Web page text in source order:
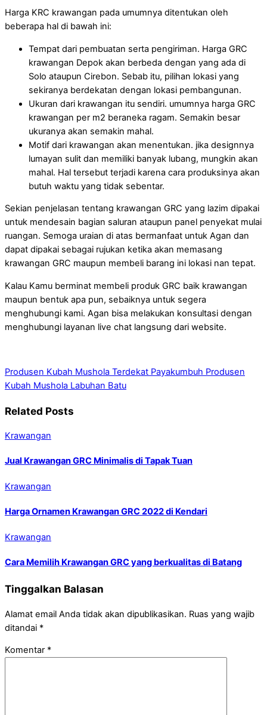
Harga KRC krawangan pada umumnya ditentukan oleh
beberapa hal di bawah ini:
Tempat dari pembuatan serta pengiriman. Harga GRC
krawangan Depok akan berbeda dengan yang ada di
Solo ataupun Cirebon. Sebab itu, pilihan lokasi yang
sekiranya berdekatan dengan lokasi pembangunan.
Ukuran dari krawangan itu sendiri. umumnya harga GRC
krawangan per m2 beraneka ragam. Semakin besar
ukuranya akan semakin mahal.
Motif dari krawangan akan menentukan. jika designnya
lumayan sulit dan memiliki banyak lubang, mungkin akan
mahal. Hal tersebut terjadi karena cara produksinya akan
butuh waktu yang tidak sebentar.
Sekian penjelasan tentang krawangan GRC yang lazim dipakai
untuk mendesain bagian saluran ataupun panel penyekat mulai
ruangan. Semoga uraian di atas bermanfaat untuk Agan dan
dapat dipakai sebagai rujukan ketika akan memasang
krawangan GRC maupun membeli barang ini lokasi nan tepat.
Kalau Kamu berminat membeli produk GRC baik krawangan
maupun bentuk apa pun, sebaiknya untuk segera
menghubungi kami. Agan bisa melakukan konsultasi dengan
menghubungi layanan live chat langsung dari website.
Produsen Kubah Mushola Terdekat Payakumbuh Produsen
Kubah Mushola Labuhan Batu
Related Posts
Krawangan
Jual Krawangan GRC Minimalis di Tapak Tuan
Krawangan
Harga Ornamen Krawangan GRC 2022 di Kendari
Krawangan
Cara Memilih Krawangan GRC yang berkualitas di Batang
Tinggalkan Balasan
Alamat email Anda tidak akan dipublikasikan. Ruas yang wajib
ditandai *
Komentar *